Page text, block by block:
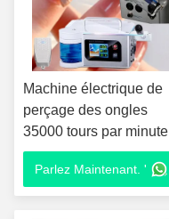
Machine électrique de
perçage des ongles
35000 tours par minute
Parlez Maintenant. '